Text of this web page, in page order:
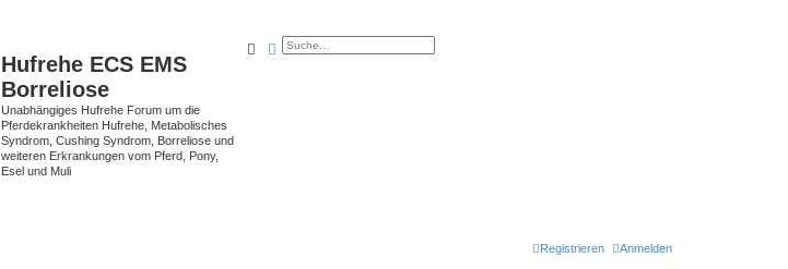
Hufrehe ECS EMS
Borreliose
Unabhängiges Hufrehe Forum um die
Pferdekrankheiten Hufrehe, Metabolisches
Syndrom, Cushing Syndrom, Borreliose und
weiteren Erkrankungen vom Pferd, Pony,
Esel und Muli
SucheErweiterte Suche
Anmelden
Registrieren